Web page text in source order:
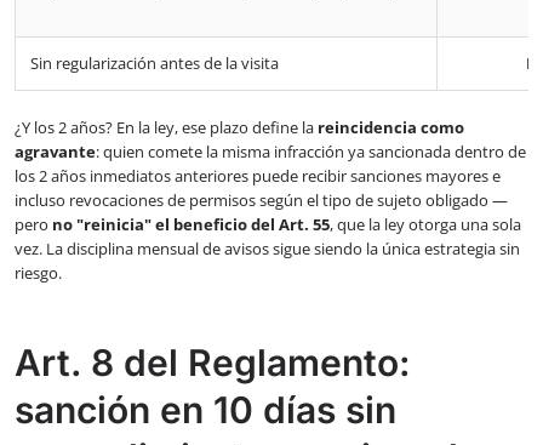
Sin regularización antes de la visita
¿Y los 2 años? En la ley, ese plazo define la reincidencia como
agravante: quien comete la misma infracción ya sancionada dentro de
los 2 años inmediatos anteriores puede recibir sanciones mayores e
incluso revocaciones de permisos según el tipo de sujeto obligado —
pero no "reinicia" el beneficio del Art. 55, que la ley otorga una sola
vez. La disciplina mensual de avisos sigue siendo la única estrategia sin
riesgo.
Art. 8 del Reglamento:
sanción en 10 días sin